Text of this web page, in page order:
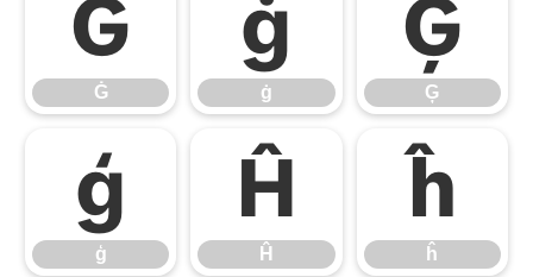
Ġ
Ġ
ġ
ġ
Ģ
Ģ
ģ
ģ
Ĥ
Ĥ
ĥ
ĥ